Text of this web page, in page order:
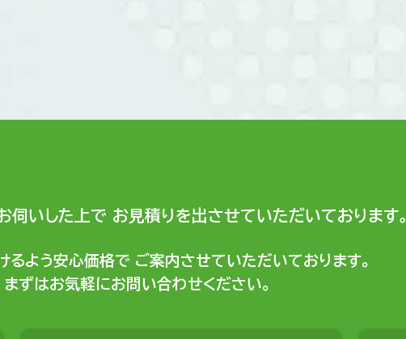
伺いした上で お見積りを出させていただいております。
るよう安心価格で ご案内させていただいております。
まずはお気軽にお問い合わせください。